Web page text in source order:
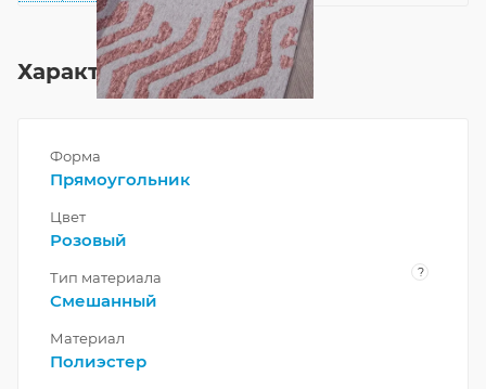
Характеристики
Форма
Прямоугольник
Цвет
Розовый
Тип материала ?
Смешанный
Материал
Полиэстер